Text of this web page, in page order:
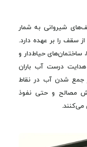
شیروانی به شمار
سقف را بر عهده دارد.
ساختمان‌های حیاط‌دار و
درست آب باران
جمع شدن آب در نقاط
مصالح و حتی نفوذ
می‌کنند.